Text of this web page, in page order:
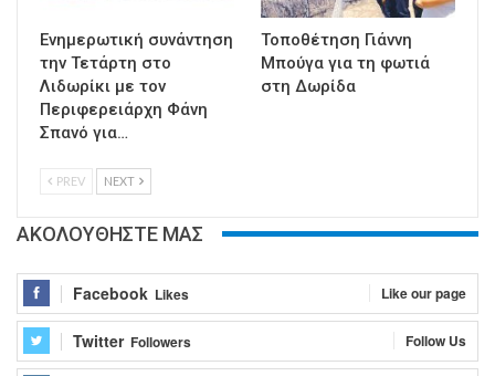
Ενημερωτική συνάντηση
την Τετάρτη στο
Λιδωρίκι με τον
Περιφερειάρχη Φάνη
Σπανό για…
Τοποθέτηση Γιάννη
Μπούγα για τη φωτιά
στη Δωρίδα
PREV NEXT
ΑΚΟΛΟΥΘΗΣΤΕ ΜΑΣ
Facebook Likes Like our page
Twitter Followers Follow Us